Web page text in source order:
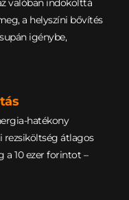
valóban indokolttá
a helyszíni bővítés
igénybe,
hatékony
rezsiköltség átlagos
a 10 ezer forintot –